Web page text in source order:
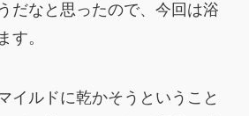
だなと思ったので、今回は浴
す。
イルドに乾かそうということ